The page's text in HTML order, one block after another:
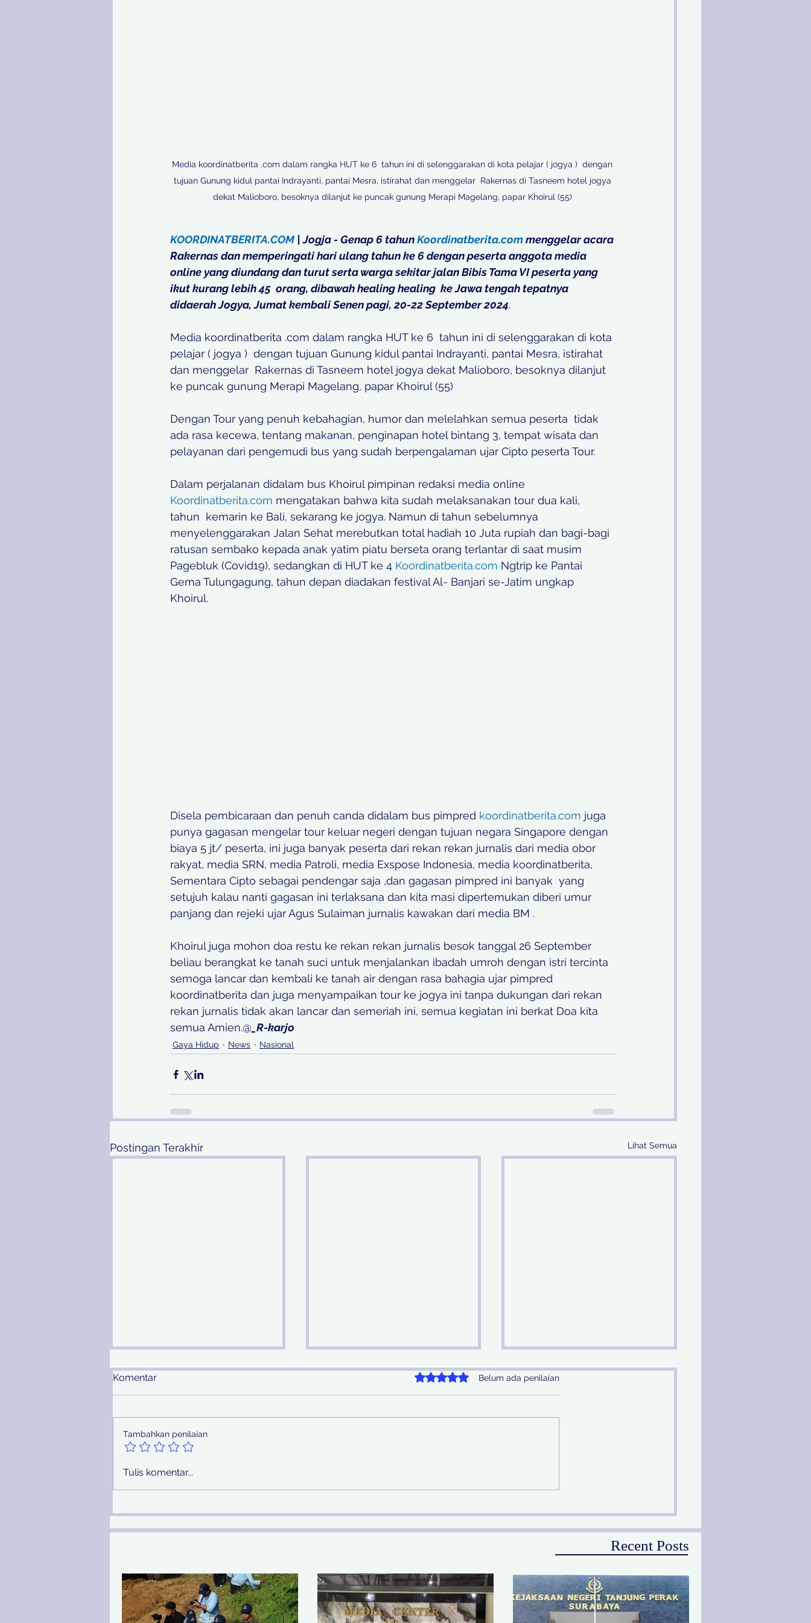
Media koordinatberita .com dalam rangka HUT ke 6  tahun ini di selenggarakan di kota pelajar ( jogya )  dengan
tujuan Gunung kidul pantai Indrayanti, pantai Mesra, istirahat dan menggelar  Rakernas di Tasneem hotel jogya
dekat Malioboro, besoknya dilanjut ke puncak gunung Merapi Magelang, papar Khoirul (55)
KOORDINATBERITA.COM | Jogja - Genap 6 tahun Koordinatberita.com menggelar acara
Rakernas dan memperingati hari ulang tahun ke 6 dengan peserta anggota media
online yang diundang dan turut serta warga sekitar jalan Bibis Tama VI peserta yang
ikut kurang lebih 45  orang, dibawah healing healing  ke Jawa tengah tepatnya
didaerah Jogya, Jumat kembali Senen pagi, 20-22 September 2024.
Media koordinatberita .com dalam rangka HUT ke 6  tahun ini di selenggarakan di kota
pelajar ( jogya )  dengan tujuan Gunung kidul pantai Indrayanti, pantai Mesra, istirahat
dan menggelar  Rakernas di Tasneem hotel jogya dekat Malioboro, besoknya dilanjut
ke puncak gunung Merapi Magelang, papar Khoirul (55)
Dengan Tour yang penuh kebahagian, humor dan melelahkan semua peserta  tidak
ada rasa kecewa, tentang makanan, penginapan hotel bintang 3, tempat wisata dan
pelayanan dari pengemudi bus yang sudah berpengalaman ujar Cipto peserta Tour.
Dalam perjalanan didalam bus Khoirul pimpinan redaksi media online
Koordinatberita.com mengatakan bahwa kita sudah melaksanakan tour dua kali,
tahun  kemarin ke Bali, sekarang ke jogya. Namun di tahun sebelumnya
menyelenggarakan Jalan Sehat merebutkan total hadiah 10 Juta rupiah dan bagi-bagi
ratusan sembako kepada anak yatim piatu berseta orang terlantar di saat musim
Pagebluk (Covid19), sedangkan di HUT ke 4 Koordinatberita.com Ngtrip ke Pantai
Gema Tulungagung, tahun depan diadakan festival Al- Banjari se-Jatim ungkap
Khoirul.
Disela pembicaraan dan penuh canda didalam bus pimpred koordinatberita.com juga
punya gagasan mengelar tour keluar negeri dengan tujuan negara Singapore dengan
biaya 5 jt/ peserta, ini juga banyak peserta dari rekan rekan jurnalis dari media obor
rakyat, media SRN, media Patroli, media Exspose Indonesia, media koordinatberita,
Sementara Cipto sebagai pendengar saja ,dan gagasan pimpred ini banyak  yang
setujuh kalau nanti gagasan ini terlaksana dan kita masi dipertemukan diberi umur
panjang dan rejeki ujar Agus Sulaiman jurnalis kawakan dari media BM .
Khoirul juga mohon doa restu ke rekan rekan jurnalis besok tanggal 26 September
beliau berangkat ke tanah suci untuk menjalankan ibadah umroh dengan istri tercinta
semoga lancar dan kembali ke tanah air dengan rasa bahagia ujar pimpred
koordinatberita dan juga menyampaikan tour ke jogya ini tanpa dukungan dari rekan
rekan jurnalis tidak akan lancar dan semeriah ini, semua kegiatan ini berkat Doa kita
semua Amien.@ _R-karjo
Gaya Hidup News Nasional
Postingan Terakhir Lihat Semua
SDA Peringati Hari Sungai
Nasional
Surabaya Kejar Hingga ke
Perak Terbitkan DPO
Komentar Dinilai 0 dari 5 bintang.
Belum ada penilaian
Tambahkan penilaian
Tulis komentar...
Recent Posts